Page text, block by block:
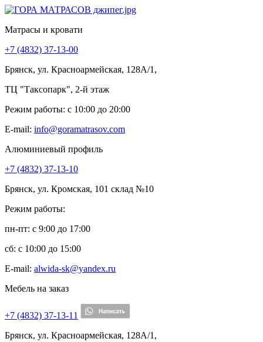
Матрасы и кровати
+7 (4832) 37-13-00
Брянск, ул. Красноармейская, 128А/1,
ТЦ "Таксопарк", 2-й этаж
Режим работы: c 10:00 до 20:00
E-mail: info@goramatrasov.com
Алюминиевый профиль
+7 (4832) 37-13-10
Брянск, ул. Кромская, 101 склад №10
Режим работы:
пн-пт: c 9:00 до 17:00
сб: c 10:00 до 15:00
E-mail: alwida-sk@yandex.ru
Мебель на заказ
+7 (4832) 37-13-11
Брянск, ул. Красноармейская, 128А/1,